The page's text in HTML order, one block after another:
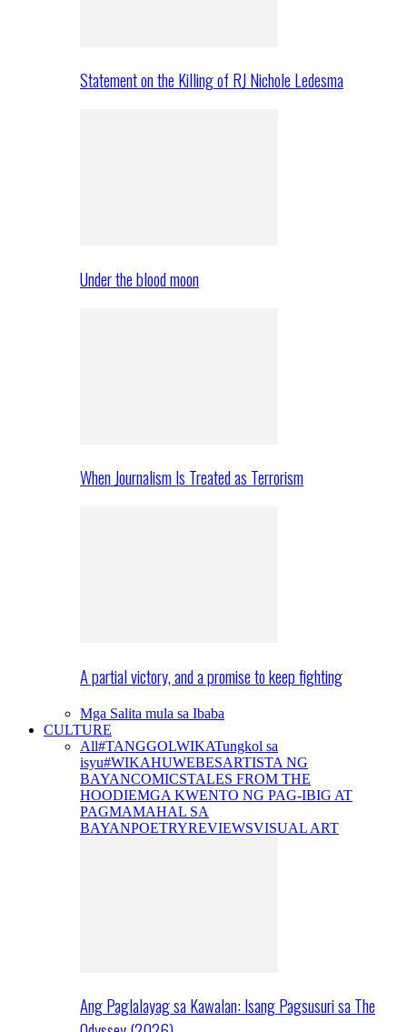
Statement on the Killing of RJ Nichole Ledesma
Under the blood moon
When Journalism Is Treated as Terrorism
A partial victory, and a promise to keep fighting
Mga Salita mula sa Ibaba
CULTURE
All#TANGGOLWIKATungkol sa
isyu#WIKAHUWEBESARTISTA NG
BAYANCOMICSTALES FROM THE
HOODIEMGA KWENTO NG PAG-IBIG AT
PAGMAMAHAL SA
BAYANPOETRYREVIEWSVISUAL ART
Ang Paglalayag sa Kawalan: Isang Pagsusuri sa The